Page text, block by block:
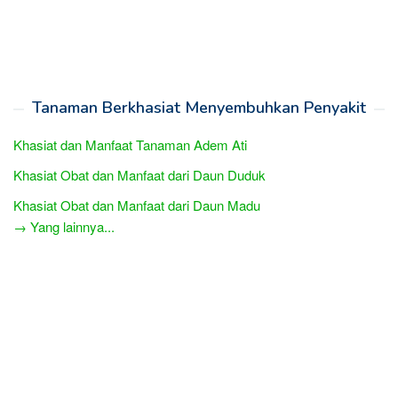
Tanaman Berkhasiat Menyembuhkan Penyakit
Khasiat dan Manfaat Tanaman Adem Ati
Khasiat Obat dan Manfaat dari Daun Duduk
Khasiat Obat dan Manfaat dari Daun Madu
→ Yang lainnya...